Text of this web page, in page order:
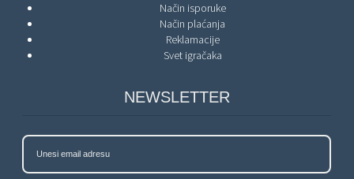
Način isporuke
Način plaćanja
Reklamacije
Svet igračaka
NEWSLETTER